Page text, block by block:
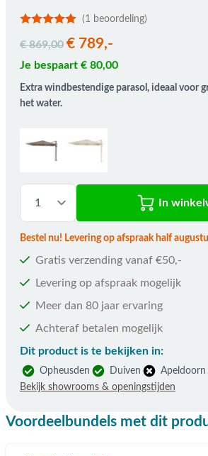
(1 beoordeling)
€ 869,00 € 789,-
Je bespaart € 80,00
Extra windbestendige parasol, ideaal voor
het water.
In
Bestel nu! Levering op afspraak half
Gratis verzending vanaf €50,-
Levering op afspraak mogelijk
Meer dan 80 jaar ervaring
Achteraf betalen mogelijk
Dit product is te bekijken in:
Opheusden Duiven
Apeldoorn
Bekijk showrooms & openingstijden
Voordeelbundels met dit